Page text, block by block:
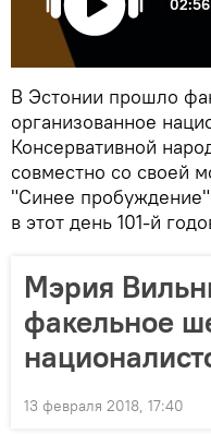
02:56
В Эстонии прошло
организованное
Консервативной
совместно со своей
"Синее
в этот день 101-й
Мэрия
факельное
13 февраля 2018, 17:40